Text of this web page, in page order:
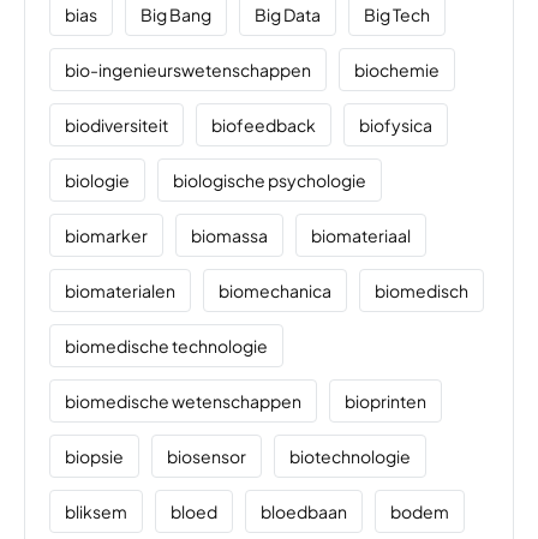
bias Big Bang Big Data Big Tech
bio-ingenieurswetenschappen biochemie
biodiversiteit biofeedback biofysica
biologie biologische psychologie
biomarker biomassa biomateriaal
biomaterialen biomechanica biomedisch
biomedische technologie
biomedische wetenschappen bioprinten
biopsie biosensor biotechnologie
bliksem bloed bloedbaan bodem